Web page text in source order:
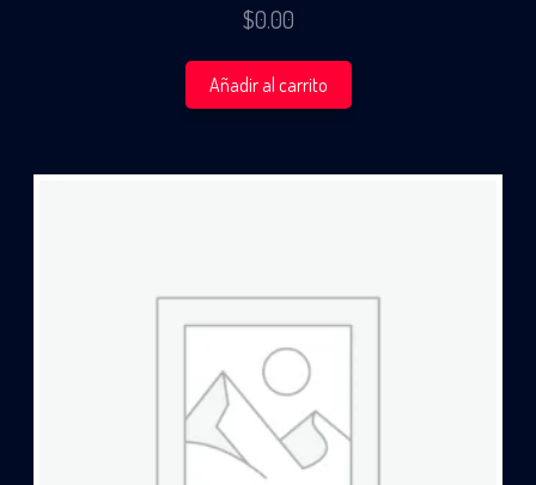
$0.00
Añadir al carrito